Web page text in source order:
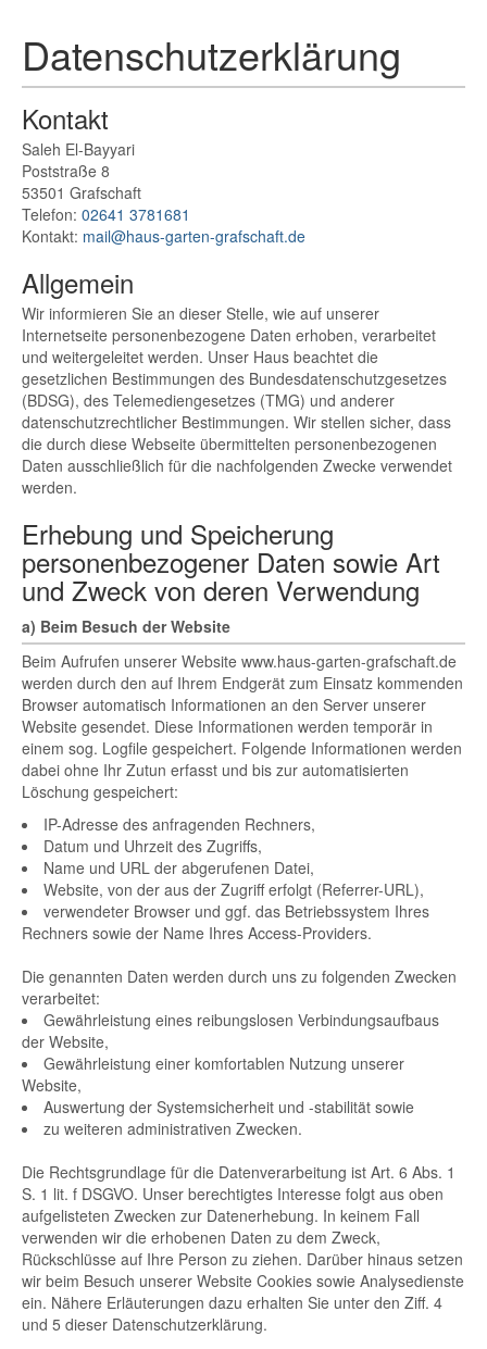
Datenschutzerklärung
Kontakt
Saleh El-Bayyari
Poststraße 8
53501 Grafschaft
Telefon: 02641 3781681
Kontakt: mail@haus-garten-grafschaft.de
Allgemein
Wir informieren Sie an dieser Stelle, wie auf unserer
Internetseite personenbezogene Daten erhoben, verarbeitet
und weitergeleitet werden. Unser Haus beachtet die
gesetzlichen Bestimmungen des Bundesdatenschutzgesetzes
(BDSG), des Telemediengesetzes (TMG) und anderer
datenschutzrechtlicher Bestimmungen. Wir stellen sicher, dass
die durch diese Webseite übermittelten personenbezogenen
Daten ausschließlich für die nachfolgenden Zwecke verwendet
werden.
Erhebung und Speicherung
personenbezogener Daten sowie Art
und Zweck von deren Verwendung
a) Beim Besuch der Website
Beim Aufrufen unserer Website www.haus-garten-grafschaft.de
werden durch den auf Ihrem Endgerät zum Einsatz kommenden
Browser automatisch Informationen an den Server unserer
Website gesendet. Diese Informationen werden temporär in
einem sog. Logfile gespeichert. Folgende Informationen werden
dabei ohne Ihr Zutun erfasst und bis zur automatisierten
Löschung gespeichert:
IP-Adresse des anfragenden Rechners,
Datum und Uhrzeit des Zugriffs,
Name und URL der abgerufenen Datei,
Website, von der aus der Zugriff erfolgt (Referrer-URL),
verwendeter Browser und ggf. das Betriebssystem Ihres
Rechners sowie der Name Ihres Access-Providers.
Die genannten Daten werden durch uns zu folgenden Zwecken
verarbeitet:
Gewährleistung eines reibungslosen Verbindungsaufbaus
der Website,
Gewährleistung einer komfortablen Nutzung unserer
Website,
Auswertung der Systemsicherheit und -stabilität sowie
zu weiteren administrativen Zwecken.
Die Rechtsgrundlage für die Datenverarbeitung ist Art. 6 Abs. 1
S. 1 lit. f DSGVO. Unser berechtigtes Interesse folgt aus oben
aufgelisteten Zwecken zur Datenerhebung. In keinem Fall
verwenden wir die erhobenen Daten zu dem Zweck,
Rückschlüsse auf Ihre Person zu ziehen. Darüber hinaus setzen
wir beim Besuch unserer Website Cookies sowie Analysedienste
ein. Nähere Erläuterungen dazu erhalten Sie unter den Ziff. 4
und 5 dieser Datenschutzerklärung.